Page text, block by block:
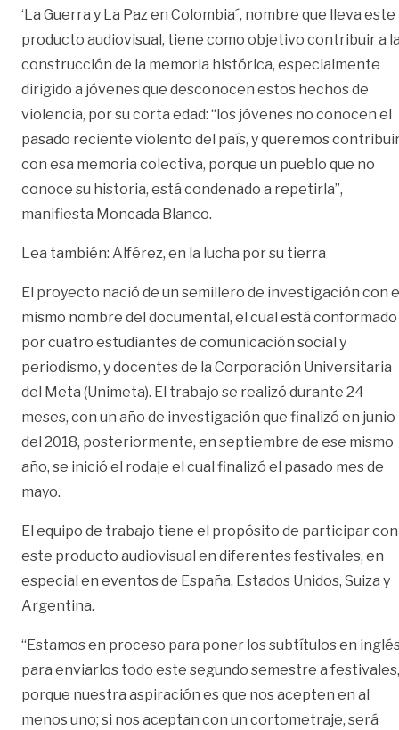
‘La Guerra y La Paz en Colombia´, nombre que lleva este
producto audiovisual, tiene como objetivo contribuir a
construcción de la memoria histórica, especialmente
dirigido a jóvenes que desconocen estos hechos de
violencia, por su corta edad: “los jóvenes no conocen el
pasado reciente violento del país, y queremos
con esa memoria colectiva, porque un pueblo que no
conoce su historia, está condenado a repetirla”,
manifiesta Moncada Blanco.
Lea también: Alférez, en la lucha por su tierra
El proyecto nació de un semillero de investigación con
mismo nombre del documental, el cual está conformado
por cuatro estudiantes de comunicación social y
periodismo, y docentes de la Corporación Universitaria
del Meta (Unimeta). El trabajo se realizó durante 24
meses, con un año de investigación que finalizó en junio
del 2018, posteriormente, en septiembre de ese mismo
año, se inició el rodaje el cual finalizó el pasado mes de
mayo.
El equipo de trabajo tiene el propósito de participar con
este producto audiovisual en diferentes festivales, en
especial en eventos de España, Estados Unidos, Suiza y
Argentina.
“Estamos en proceso para poner los subtítulos en
para enviarlos todo este segundo semestre a festivales,
porque nuestra aspiración es que nos acepten en al
menos uno; si nos aceptan con un cortometraje, será